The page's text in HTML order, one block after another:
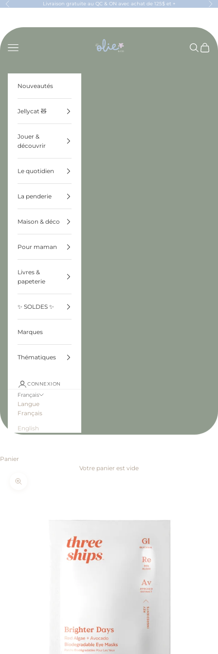
Passer au contenu
Précédent Livraison gratuite au QC & ON avec achat de 125$ et +
Menu
Panier
Nouveautés
Jellycat 🧸
Jouer &
découvrir
Le quotidien
La penderie
Maison & déco
Pour maman
Livres &
papeterie
✨ SOLDES ✨
Marques
Thématiques
CONNEXION
Français
Langue
Français
English
Panier
Votre panier est vide
Zoomer sur l'image